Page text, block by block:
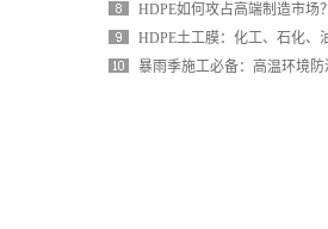
HDPE如何攻占高端制造市场？